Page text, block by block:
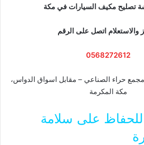
تصليح مكيف السيارات في مكة
والاستعلام اتصل على الرقم
0568272612
حراء الصناعي – مقابل اسواق الدواس،
مكة المكرمة
على سلامة